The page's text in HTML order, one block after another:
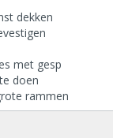
dekken
met gesp
doen
rammen